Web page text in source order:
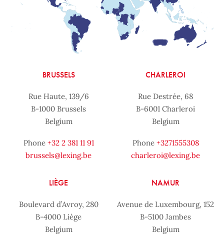
BRUSSELS
Rue Haute, 139/6
B-1000 Brussels
Belgium
Phone +32 2 381 11 91
brussels@lexing.be
CHARLEROI
Rue Destrée, 68
B-6001 Charleroi
Belgium
Phone +3271555308
charleroi@lexing.be
LIÈGE
Boulevard d’Avroy, 280
B-4000 Liège
Belgium
NAMUR
Avenue de Luxembourg, 152
B-5100 Jambes
Belgium